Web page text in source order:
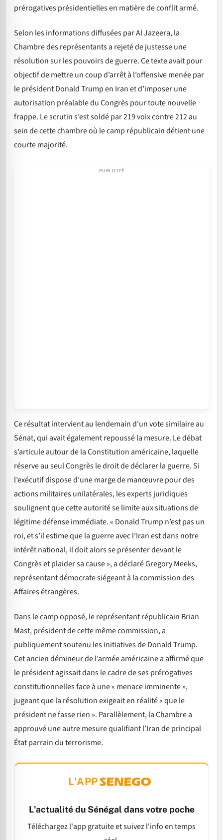
prérogatives présidentielles en matière de conflit armé.
Selon les informations diffusées par Al Jazeera, la
Chambre des représentants a rejeté de justesse une
résolution sur les pouvoirs de guerre. Ce texte avait pour
objectif de mettre un coup d’arrêt à l’offensive menée par
le président Donald Trump en Iran et d’imposer une
autorisation préalable du Congrès pour toute nouvelle
frappe. Le scrutin s’est soldé par 219 voix contre 212 au
sein de cette chambre où le camp républicain détient une
courte majorité.
Ce résultat intervient au lendemain d’un vote similaire au
Sénat, qui avait également repoussé la mesure. Le débat
s’articule autour de la Constitution américaine, laquelle
réserve au seul Congrès le droit de déclarer la guerre. Si
l’exécutif dispose d’une marge de manœuvre pour des
actions militaires unilatérales, les experts juridiques
soulignent que cette autorité se limite aux situations de
légitime défense immédiate. « Donald Trump n’est pas un
roi, et s’il estime que la guerre avec l’Iran est dans notre
intérêt national, il doit alors se présenter devant le
Congrès et plaider sa cause », a déclaré Gregory Meeks,
représentant démocrate siégeant à la commission des
Affaires étrangères.
Dans le camp opposé, le représentant républicain Brian
Mast, président de cette même commission, a
publiquement soutenu les initiatives de Donald Trump.
Cet ancien démineur de l’armée américaine a affirmé que
le président agissait dans le cadre de ses prérogatives
constitutionnelles face à une « menace imminente »,
jugeant que la résolution exigeait en réalité « que le
président ne fasse rien ». Parallèlement, la Chambre a
approuvé une autre mesure qualifiant l’Iran de principal
État parrain du terrorisme.
L'APP
L'actualité du Sénégal dans votre poche
Téléchargez l'app gratuite et suivez l'info en temps